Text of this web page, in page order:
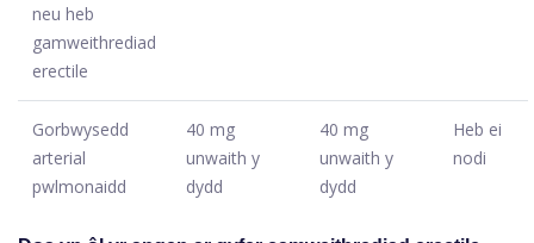
neu heb
gamweithrediad
erectile
Gorbwysedd
arterial
pwlmonaidd
40 mg
unwaith y
dydd
40 mg
unwaith y
dydd
Heb ei
nodi